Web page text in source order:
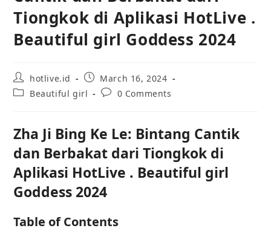
Tiongkok di Aplikasi HotLive .
Beautiful girl Goddess 2024
hotlive.id
March 16, 2024
Beautiful girl
0 Comments
Zha Ji Bing Ke Le: Bintang Cantik
dan Berbakat dari Tiongkok di
Aplikasi HotLive . Beautiful girl
Goddess 2024
Table of Contents